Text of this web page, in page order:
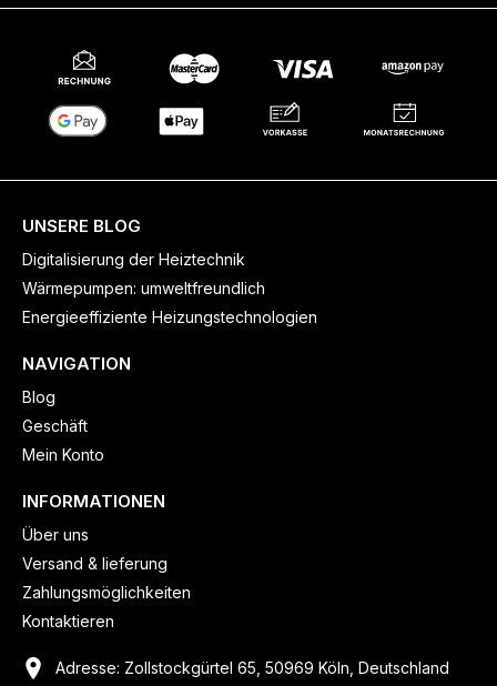
UNSERE BLOG
Digitalisierung der Heiztechnik
Wärmepumpen: umweltfreundlich
Energieeffiziente Heizungstechnologien
NAVIGATION
Blog
Geschäft
Mein Konto
INFORMATIONEN
Über uns
Versand & lieferung
Zahlungsmöglichkeiten
Kontaktieren
Adresse: Zollstockgürtel 65, 50969 Köln, Deutschland